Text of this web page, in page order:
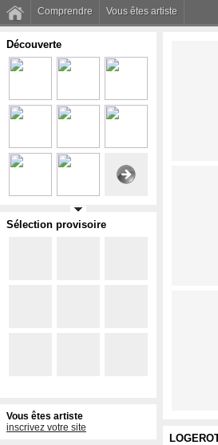
Comprendre Vous êtes artiste
Découverte
Sélection provisoire
Vous êtes artiste
inscrivez votre site